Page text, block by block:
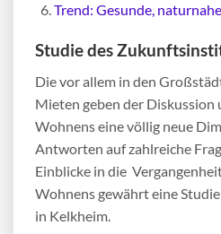
Trend: Gesunde,
Studie des
Die vor allem in den
Mieten geben der Diskussion
Wohnens eine völlig neue
Antworten auf zahlreiche
Einblicke in die
Wohnens gewährt eine
in Kelkheim.